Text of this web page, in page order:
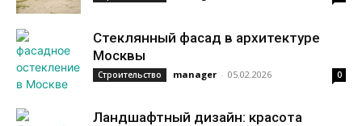
Стеклянный фасад в архитектуре
Москвы
Строительство manager - 05.02.2026 0
Ландшафтный дизайн: красота